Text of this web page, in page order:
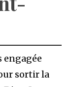
engagée
sortir la